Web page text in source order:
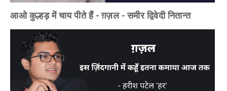
आओ कुल्हड़ में चाय पीते हैं - ग़ज़ल - समीर द्विवेदी नितान्त